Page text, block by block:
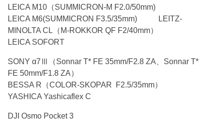
LEICA M10（SUMMICRON-M F2.0/50mm)
LEICA M6(SUMMICRON F3.5/35mm) LEITZ-
MINOLTA CL（M-ROKKOR QF F2/40mm）
LEICA SOFORT
SONY α7Ⅲ（Sonnar T* FE 35mm/F2.8 ZA、Sonnar T*
FE 50mm/F1.8 ZA）
BESSA R（COLOR-SKOPAR F2.5/35mm）
YASHICA Yashicaflex C
DJI Osmo Pocket 3